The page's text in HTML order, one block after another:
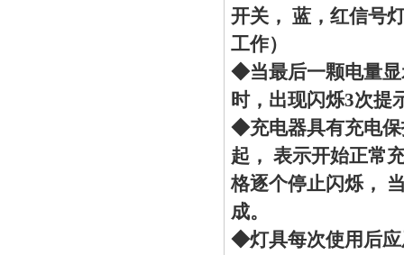
开关， 蓝，红信号
工作）
◆当最后一颗电量显
时，出现闪烁3次提
◆充电器具有充电保
起， 表示开始正常
格逐个停止闪烁，
成。
◆灯具每次使用后应